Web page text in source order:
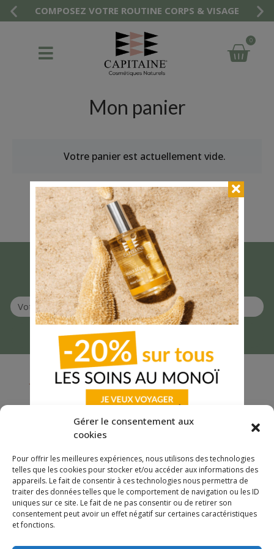
Gérer le consentement aux
cookies
Pour offrir les meilleures expériences, nous utilisons des technologies
telles que les cookies pour stocker et/ou accéder aux informations des
appareils. Le fait de consentir à ces technologies nous permettra de
traiter des données telles que le comportement de navigation ou les ID
uniques sur ce site. Le fait de ne pas consentir ou de retirer son
consentement peut avoir un effet négatif sur certaines caractéristiques
et fonctions.
COMPOSEZ VOTRE ROUTINE CORPS & VISAGE
0
Mon panier
Votre panier est actuellement vide.
Retour à la boutique
NEWSLETTER
Embarquez dans l'aventure Capitaine !
S'INSCRIRE
02 96 63 14 37
VISA / MASTERCARD / CB /
À PROPOS
Boutique
INFORMATIONS PRATIQUES